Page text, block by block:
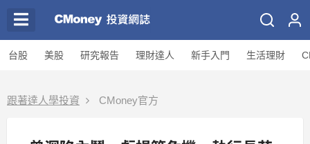
台股 美股 研究報告 理財達人 新手入門 生活理財
跟著達人學投資 CMoney官方